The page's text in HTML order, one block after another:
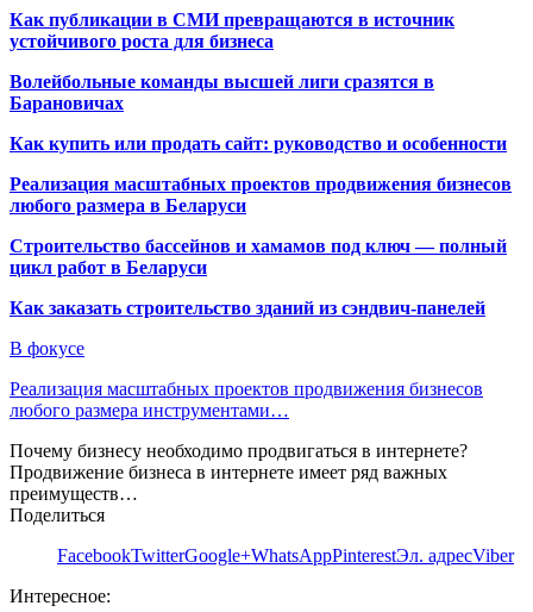
Как публикации в СМИ превращаются в источник
устойчивого роста для бизнеса
Волейбольные команды высшей лиги сразятся в
Барановичах
Как купить или продать сайт: руководство и особенности
Реализация масштабных проектов продвижения бизнесов
любого размера в Беларуси
Строительство бассейнов и хамамов под ключ — полный
цикл работ в Беларуси
Как заказать строительство зданий из сэндвич-панелей
В фокусе
Реализация масштабных проектов продвижения бизнесов
любого размера инструментами…
Почему бизнесу необходимо продвигаться в интернете?
Продвижение бизнеса в интернете имеет ряд важных
преимуществ…
Поделиться
FacebookTwitterGoogle+WhatsAppPinterestЭл. адресViber
Интересное: